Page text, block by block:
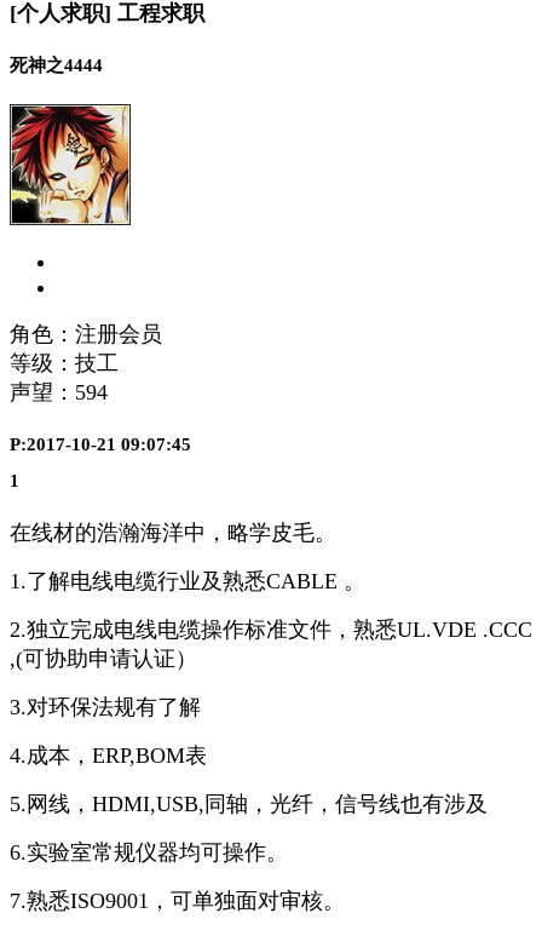
[个人求职] 工程求职
死神之4444
角色：注册会员
等级：技工
声望： 594
P:2017-10-21 09:07:45
1
在线材的浩瀚海洋中，略学皮毛。
1.了解电线电缆行业及熟悉CABLE 。
2.独立完成电线电缆操作标准文件，熟悉UL.VDE .CCC
,(可协助申请认证）
3.对环保法规有了解
4.成本，ERP,BOM表
5.网线，HDMI,USB,同轴，光纤，信号线也有涉及
6.实验室常规仪器均可操作。
7.熟悉ISO9001，可单独面对审核。